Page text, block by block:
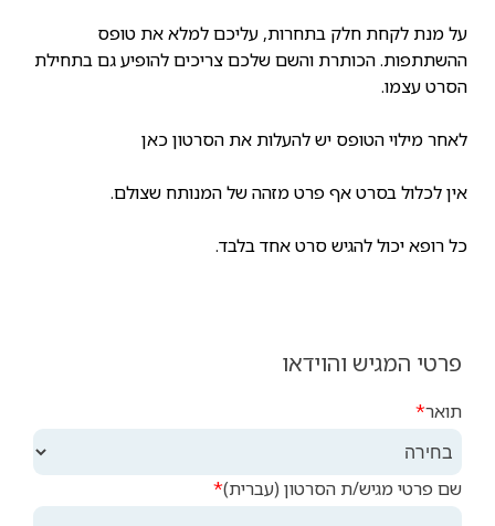
על מנת לקחת חלק בתחרות, עליכם למלא את טופס
ההשתתפות. הכותרת והשם שלכם צריכים להופיע גם בתחילת
הסרט עצמו.
לאחר מילוי הטופס יש להעלות את הסרטון כאן
אין לכלול בסרט אף פרט מזהה של המנותח שצולם.
כל רופא יכול להגיש סרט אחד בלבד.
פרטי המגיש והוידאו
תואר
שם פרטי מגיש/ת הסרטון (עברית)